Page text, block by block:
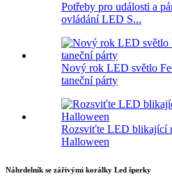
Potřeby pro události a
ovládání LED S...
Nový rok LED světlo
taneční párty
Rozsviťte LED blikající
Halloween
Náhrdelník se zářivými korálky Led šperky